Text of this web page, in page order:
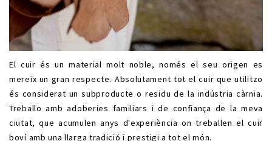
El cuir és un material molt noble, només el seu origen es
mereix un gran respecte. Absolutament tot el cuir que utilitzo
és considerat un subproducte o residu de la indústria càrnia.
Treballo amb adoberies familiars i de confiança de la meva
ciutat, que acumulen anys d'experiència on treballen el cuir
boví amb una llarga tradició i prestigi a tot el món.